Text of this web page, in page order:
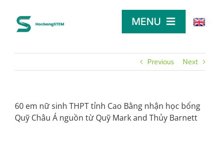
content
MENU
LỜI KHUYÊN
Previous Next
60 em nữ sinh THPT tỉnh Cao Bằng nhận học bổng
Quỹ Châu Á nguồn từ Quỹ Mark and Thủy Barnett